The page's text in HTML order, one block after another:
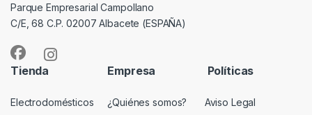
Parque Empresarial Campollano
C/E, 68 C.P. 02007 Albacete (ESPAÑA)
Tienda
Electrodomésticos
Empresa
¿Quiénes somos?
Políticas
Aviso Legal